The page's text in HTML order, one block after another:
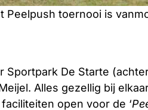
Peelpush toernooi is
Sportpark De Starte
Alles gezellig bij
open voor de ‘